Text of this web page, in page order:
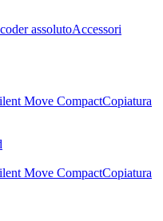
assolutoAccessori
Move CompactCopiatura
Move CompactCopiatura